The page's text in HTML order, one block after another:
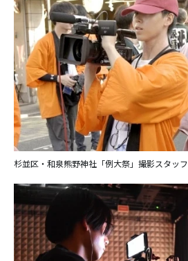
杉並区・和泉熊野神社「例大祭」撮影スタッフ